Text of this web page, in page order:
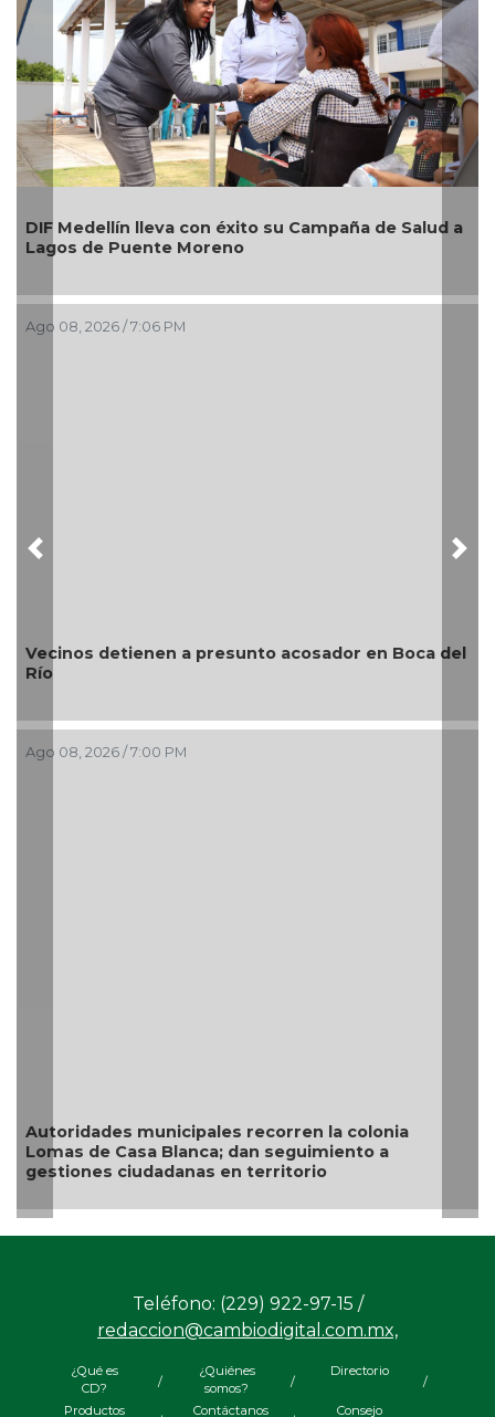
DIF Medellín lleva con éxito su Campaña de Salud a
Lagos de Puente Moreno
Ago 08, 2026 / 7:06 PM
Vecinos detienen a presunto acosador en Boca del
Río
Ago 08, 2026 / 7:00 PM
Autoridades municipales recorren la colonia
Lomas de Casa Blanca; dan seguimiento a
gestiones ciudadanas en territorio
Previous
Teléfono: (229) 922-97-15 /
redaccion@cambiodigital.com.mx,
¿Qué es
CD?
/
¿Quiénes
somos?
/
Directorio
/
Productos
Contáctanos Consejo